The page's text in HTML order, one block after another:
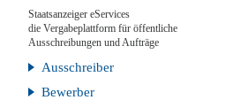
Staatsanzeiger eServices
die Vergabeplattform für öffentliche
Ausschreibungen und Aufträge
Ausschreiber
Bewerber